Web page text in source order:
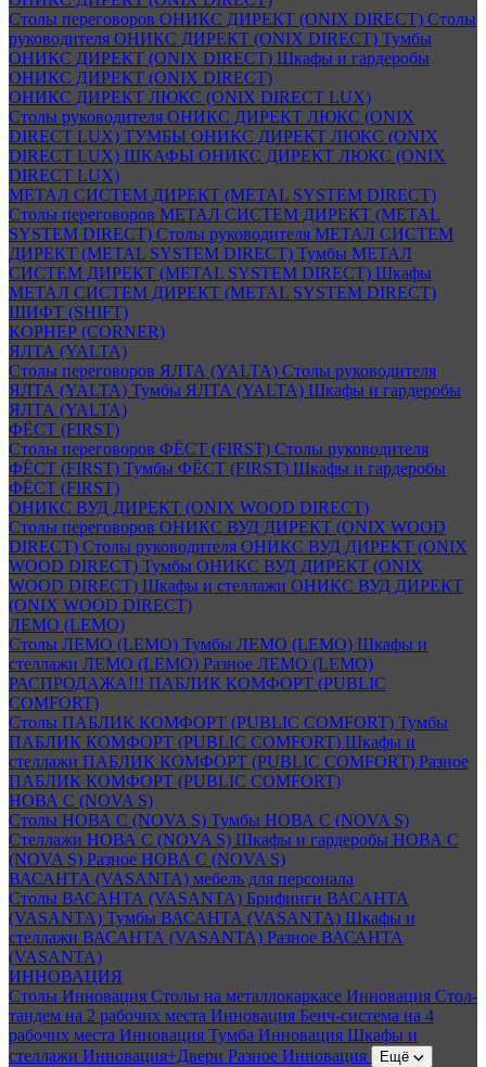
Столы переговоров ОНИКС ДИРЕКТ (ONIX DIRECT) Столы
руководителя ОНИКС ДИРЕКТ (ONIX DIRECT) Тумбы
ОНИКС ДИРЕКТ (ONIX DIRECT) Шкафы и гардеробы
ОНИКС ДИРЕКТ (ONIX DIRECT)
ОНИКС ДИРЕКТ ЛЮКС (ONIX DIRECT LUX)
Столы руководителя ОНИКС ДИРЕКТ ЛЮКС (ONIX
DIRECT LUX) ТУМБЫ ОНИКС ДИРЕКТ ЛЮКС (ONIX
DIRECT LUX) ШКАФЫ ОНИКС ДИРЕКТ ЛЮКС (ONIX
DIRECT LUX)
МЕТАЛ СИСТЕМ ДИРЕКТ (METAL SYSTEM DIRECT)
Столы переговоров МЕТАЛ СИСТЕМ ДИРЕКТ (METAL
SYSTEM DIRECT) Столы руководителя МЕТАЛ СИСТЕМ
ДИРЕКТ (METAL SYSTEM DIRECT) Тумбы МЕТАЛ
СИСТЕМ ДИРЕКТ (METAL SYSTEM DIRECT) Шкафы
МЕТАЛ СИСТЕМ ДИРЕКТ (METAL SYSTEM DIRECT)
ШИФТ (SHIFT)
КОРНЕР (CORNER)
ЯЛТА (YALTA)
Столы переговоров ЯЛТА (YALTA) Столы руководителя
ЯЛТА (YALTA) Тумбы ЯЛТА (YALTA) Шкафы и гардеробы
ЯЛТА (YALTA)
ФЁСТ (FIRST)
Столы переговоров ФЁСТ (FIRST) Столы руководителя
ФЁСТ (FIRST) Тумбы ФЁСТ (FIRST) Шкафы и гардеробы
ФЁСТ (FIRST)
ОНИКС ВУД ДИРЕКТ (ONIX WOOD DIRECT)
Столы переговоров ОНИКС ВУД ДИРЕКТ (ONIX WOOD
DIRECT) Столы руководителя ОНИКС ВУД ДИРЕКТ (ONIX
WOOD DIRECT) Тумбы ОНИКС ВУД ДИРЕКТ (ONIX
WOOD DIRECT) Шкафы и стеллажи ОНИКС ВУД ДИРЕКТ
(ONIX WOOD DIRECT)
ЛЕМО (LEMO)
Столы ЛЕМО (LEMO) Тумбы ЛЕМО (LEMO) Шкафы и
стеллажи ЛЕМО (LEMO) Разное ЛЕМО (LEMO)
РАСПРОДАЖА!!! ПАБЛИК КОМФОРТ (PUBLIC
COMFORT)
Столы ПАБЛИК КОМФОРТ (PUBLIC COMFORT) Тумбы
ПАБЛИК КОМФОРТ (PUBLIC COMFORT) Шкафы и
стеллажи ПАБЛИК КОМФОРТ (PUBLIC COMFORT) Разное
ПАБЛИК КОМФОРТ (PUBLIC COMFORT)
НОВА С (NOVA S)
Столы НОВА С (NOVA S) Тумбы НОВА С (NOVA S)
Стеллажи НОВА С (NOVA S) Шкафы и гардеробы НОВА С
(NOVA S) Разное НОВА С (NOVA S)
ВАСАНТА (VASANTA) мебель для персонала
Столы ВАСАНТА (VASANTA) Брифинги ВАСАНТА
(VASANTA) Тумбы ВАСАНТА (VASANTA) Шкафы и
стеллажи ВАСАНТА (VASANTA) Разное ВАСАНТА
(VASANTA)
ИННОВАЦИЯ
Столы Инновация Столы на металлокаркасе Инновация Стол-
тандем на 2 рабочих места Инновация Бенч-система на 4
рабочих места Инновация Тумба Инновация Шкафы и
стеллажи Инновация+Двери Разное Инновация Ещё